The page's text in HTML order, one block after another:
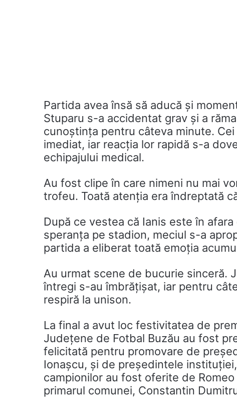
Partida avea însă să aducă și
Stuparu s-a accidentat grav și a
cunoștința pentru câteva minute.
imediat, iar reacția lor rapidă s-a
echipajului medical.
Au fost clipe în care nimeni nu mai
trofeu. Toată atenția era îndreptată
După ce vestea că Ianis este în
speranța pe stadion, meciul s-a
partida a eliberat toată emoția
Au urmat scene de bucurie sinceră.
întregi s-au îmbrățișat, iar pentru
respiră la unison.
La final a avut loc festivitatea de
Județene de Fotbal Buzău au fost
felicitată pentru promovare de
Ionașcu, și de președintele
campionilor au fost oferite de
primarul comunei, Constantin